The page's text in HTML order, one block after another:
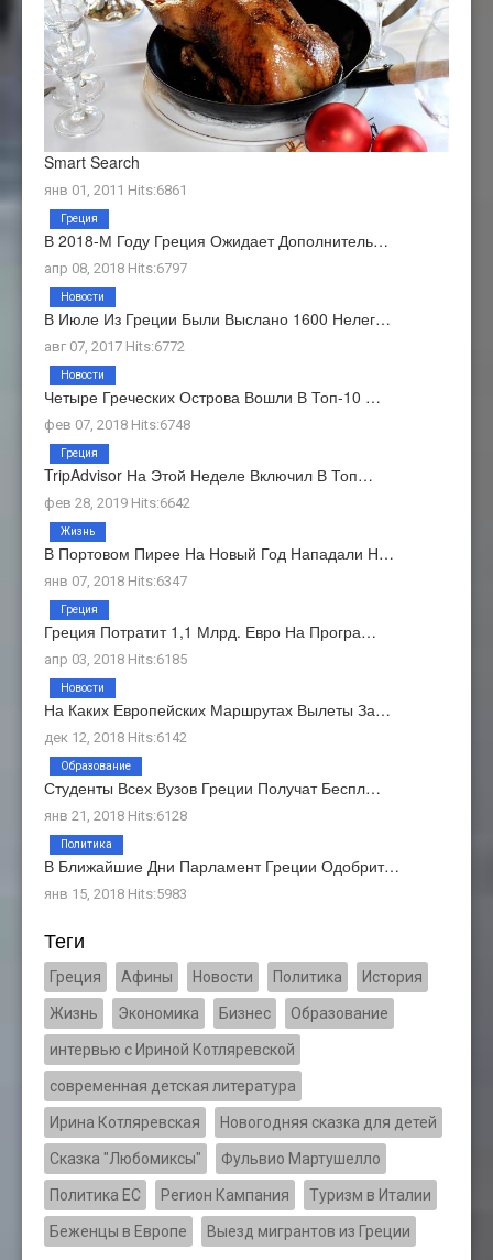
Smart Search
янв 01, 2011 Hits:6861
В 2018-М Году Греция Ожидает Дополнитель…
апр 08, 2018 Hits:6797
Греция
В Июле Из Греции Были Выслано 1600 Нелег…
авг 07, 2017 Hits:6772
Новости
Четыре Греческих Острова Вошли В Топ-10 …
фев 07, 2018 Hits:6748
Новости
TripAdvisor На Этой Неделе Включил В Топ…
фев 28, 2019 Hits:6642
Греция
В Портовом Пирее На Новый Год Нападали Н…
янв 07, 2018 Hits:6347
Жизнь
Греция Потратит 1,1 Млрд. Евро На Програ…
апр 03, 2018 Hits:6185
Греция
На Каких Европейских Маршрутах Вылеты За…
дек 12, 2018 Hits:6142
Новости
Студенты Всех Вузов Греции Получат Беспл…
янв 21, 2018 Hits:6128
Образование
В Ближайшие Дни Парламент Греции Одобрит…
янв 15, 2018 Hits:5983
Политика
Теги
Греция Афины Новости Политика История
Жизнь Экономика Бизнес Образование
интервью с Ириной Котляревской
современная детская литература
Ирина Котляревская Новогодняя сказка для детей
Сказка "Любомиксы" Фульвио Мартушелло
Политика ЕС Регион Кампания Туризм в Италии
Беженцы в Европе Выезд мигрантов из Греции